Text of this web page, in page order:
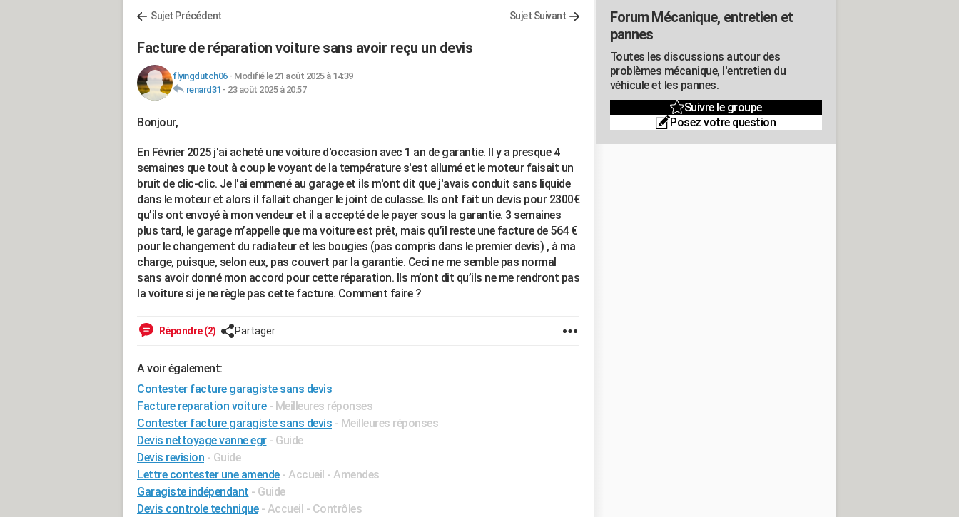
Sujet Précédent Sujet Suivant
Facture de réparation voiture sans avoir reçu un devis
flyingdutch06- Modifié le 21 août 2025 à 14:39
renard31 - 23 août 2025 à 20:57
Bonjour,
En Février 2025 j'ai acheté une voiture d'occasion avec 1 an de garantie. Il y a presque 4
semaines que tout à coup le voyant de la température s'est allumé et le moteur faisait un
bruit de clic-clic. Je l'ai emmené au garage et ils m'ont dit que j'avais conduit sans liquide
dans le moteur et alors il fallait changer le joint de culasse. Ils ont fait un devis pour 2300€
qu’ils ont envoyé à mon vendeur et il a accepté de le payer sous la garantie. 3 semaines
plus tard, le garage m’appelle que ma voiture est prêt, mais qu’il reste une facture de 564 €
pour le changement du radiateur et les bougies (pas compris dans le premier devis) , à ma
charge, puisque, selon eux, pas couvert par la garantie. Ceci ne me semble pas normal
sans avoir donné mon accord pour cette réparation. Ils m’ont dit qu’ils ne me rendront pas
la voiture si je ne règle pas cette facture. Comment faire ?
Répondre (2) Partager
A voir également:
Contester facture garagiste sans devis
Facture reparation voiture - Meilleures réponses
Contester facture garagiste sans devis​ - Meilleures réponses
Devis nettoyage vanne egr - Guide
Devis revision - Guide
Lettre contester une amende - Accueil - Amendes
Garagiste indépendant - Guide
Devis controle technique - Accueil - Contrôles
Forum Mécanique, entretien et
pannes
Toutes les discussions autour des
problèmes mécanique, l'entretien du
véhicule et les pannes.
Suivre le groupe
Posez votre question